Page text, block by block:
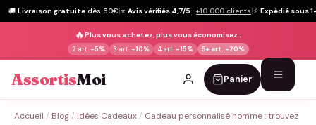
🚚 Livraison gratuite dès 60€|⭐ Avis vérifiés 4,7/5 · +10 000 clients|⚡ Expédié sous
🔥Plus vous achetez, plus vous économisez :
2 art. -5% 3 art. -10% 4 art. -15% 5+ art. -20%
AssortisMoi Panier
Accueil / Blog / Idées Cadeaux / Cadeau personnalisé homme : trouvez